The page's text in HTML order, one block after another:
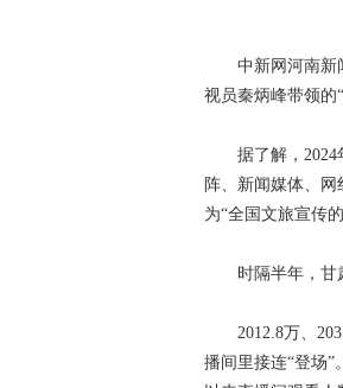
中新网河南新闻
视员秦炳峰带领的
据了解，2024年
阵、新闻媒体、
为“全国文旅宣传的
时隔半年，甘肃
2012.8万、
播间里接连“登场”